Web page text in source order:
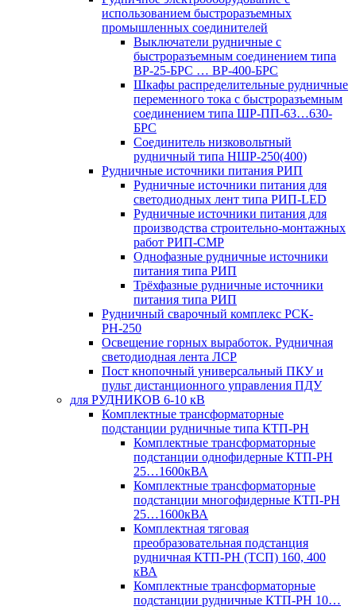
использованием быстроразъемных
промышленных соединителей
Выключатели рудничные с
быстроразъемным соединением типа
ВР-25-БРС … ВР-400-БРС
Шкафы распределительные рудничные
переменного тока с быстроразъемным
соединением типа ШР-ПП-63…630-
БРС
Соединитель низковольтный
рудничный типа НШР-250(400)
Рудничные источники питания РИП
Рудничные источники питания для
светодиодных лент типа РИП-LED
Рудничные источники питания для
производства строительно-монтажных
работ РИП-СМР
Однофазные рудничные источники
питания типа РИП
Трёхфазные рудничные источники
питания типа РИП
Рудничный сварочный комплекс РСК-
РН-250
Освещение горных выработок. Рудничная
светодиодная лента ЛСР
Пост кнопочный универсальный ПКУ и
пульт дистанционного управления ПДУ
для РУДНИКОВ 6-10 кВ
Комплектные трансформаторные
подстанции рудничные типа КТП-РН
Комплектные трансформаторные
подстанции однофидерные КТП-РН
25…1600кВА
Комплектные трансформаторные
подстанции многофидерные КТП-РН
25…1600кВА
Комплектная тяговая
преобразовательная подстанция
рудничная КТП-РН (ТСП) 160, 400
кВА
Комплектные трансформаторные
подстанции рудничные КТП-РН 10…